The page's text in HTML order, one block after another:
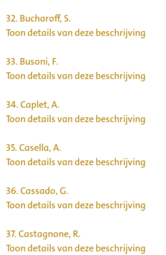
32. Bucharoff, S.
Toon details van deze beschrijving
33. Busoni, F.
Toon details van deze beschrijving
34.Caplet, A.
Toon details van deze beschrijving
35.Casella, A.
Toon details van deze beschrijving
36.Cassado, G.
Toon details van deze beschrijving
37.Castagnone, R.
Toon details van deze beschrijving